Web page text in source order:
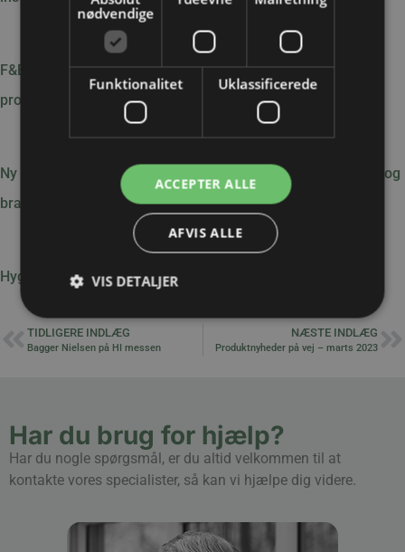
F&B, Cleanroom eller Pharma – hvad kræver dit
produktionsmiljø?
Ny PMA brandbeskyttelsesslange til ekstreme temperatur- og
brandkrav
Hygiejnisk design fødevareindustrien og pharma
TIDLIGERE INDLÆG
Bagger Nielsen på HI messen
NÆSTE INDLÆG
Produktnyheder på vej – marts 2023
Har du brug for hjælp?
Har du nogle spørgsmål, er du altid velkommen til at
kontakte vores specialister, så kan vi hjælpe dig videre.
nødvendige
Funktionalitet Uklassificerede
ACCEPTER ALLE
AFVIS ALLE
VIS DETALJER